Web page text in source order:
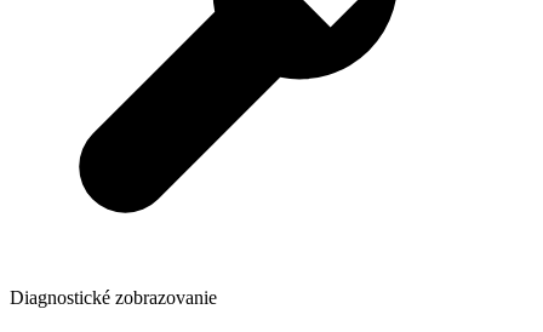
Diagnostické zobrazovanie